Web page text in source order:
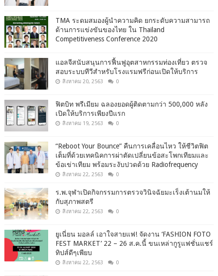
TMA ระดมสมองผู้นำความคิด ยกระดับความสามารถ
ด้านการแข่งขันของไทย ใน Thailand
Competitiveness Conference 2020
แอลจีสนับสนุนการฟื้นฟูอุตสาหกรรมท่องเที่ยว ตรวจ
สอบระบบทีวีสำหรับโรงแรมฟรีก่อนเปิดให้บริการ
สิงหาคม 20, 2563 0
ฟิตบิท พรีเมียม ฉลองยอดผู้ติดตามกว่า 500,000 หลัง
เปิดให้บริการเพียงปีแรก
สิงหาคม 19, 2563 0
“Reboot Your Bounce” คืนการเคลื่อนไหว ให้ชีวิตฟิต
เต็มที่ด้วยเทคนิคการผ่าตัดเปลี่ยนข้อสะโพกเทียมและ
ข้อเข่าเทียม พร้อมระงับปวดด้วย Radiofrequency
สิงหาคม 22, 2563 0
ร.พ.จุฬาเปิดกิจกรรมการตรวจวินิจฉัยมะเร็งเต้านมให้
กับสุภาพสตรี
สิงหาคม 22, 2563 0
ยูเนี่ยน มอลล์ เอาใจสายแฟ! จัดงาน ‘FASHION FOTO
FEST MARKET’ 22 – 26 ส.ค.นี้ ขนเหล่ากูรูแฟชั่นแชร์
ทิปส์ดีๆเพียบ
สิงหาคม 22, 2563 0